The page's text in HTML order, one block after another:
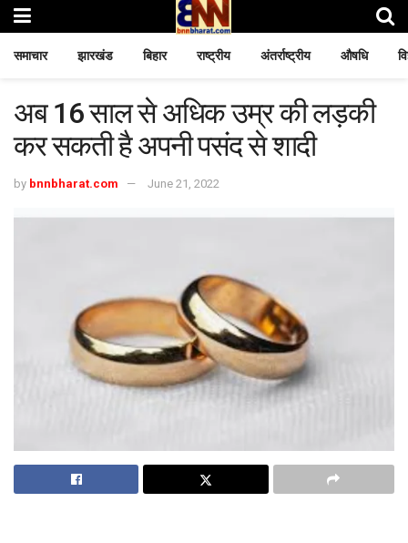
समाचार झारखंड बिहार राष्ट्रीय अंतर्राष्ट्रीय औषधि
अब 16 साल से अधिक उम्र की लड़की
कर सकती है अपनी पसंद से शादी
by bnnbharat.com June 21, 2022